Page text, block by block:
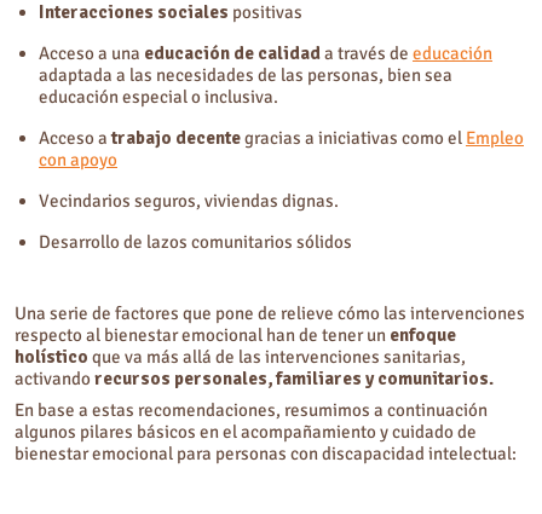
Interacciones sociales positivas
Acceso a una educación de calidada través de educación
adaptada a las necesidades de las personas, bien sea
educación especial o inclusiva.
Acceso atrabajo decentegracias a iniciativas como el Empleo
con apoyo
Vecindarios seguros, viviendas dignas.
Desarrollo de lazos comunitarios sólidos
Una serie de factores que pone de relieve cómo las intervenciones
respecto al bienestar emocional han de tener un enfoque
holístico que va más allá de las intervenciones sanitarias,
activando recursos personales, familiares y comunitarios.
En base a estas recomendaciones, resumimos a continuación
algunos pilares básicos en el acompañamiento y cuidado de
bienestar emocional para personas con discapacidad intelectual: